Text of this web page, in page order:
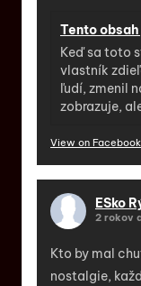
Tento
Keď sa toto
vlastník
ľudí, zmenil
zobrazuje,
View on Facebook
ESko
2 rokov
Kto by mal
nostalgie,